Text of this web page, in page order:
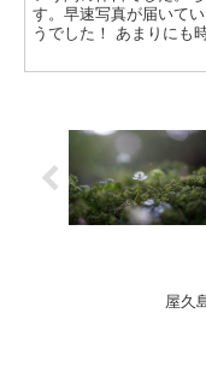
す。早速写真が届いて
うでした！ あまりにも
屋久